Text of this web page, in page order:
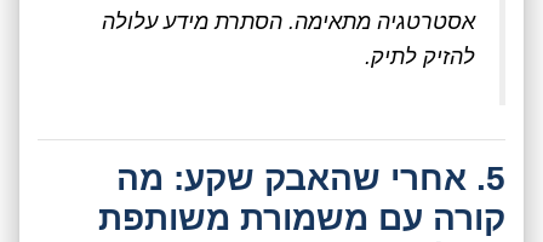
אסטרטגיה מתאימה. הסתרת מידע עלולה
להזיק לתיק.
5. אחרי שהאבק שקע: מה
קורה עם משמורת משותפת